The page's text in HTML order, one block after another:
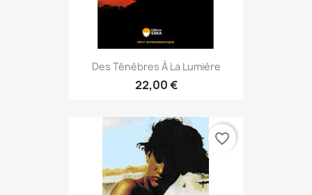
Des Ténèbres À La Lumière
22,00 €
favorite_border